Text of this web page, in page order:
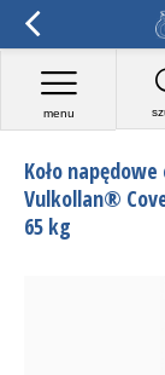
menu
Koło
Vulkollan®
65 kg